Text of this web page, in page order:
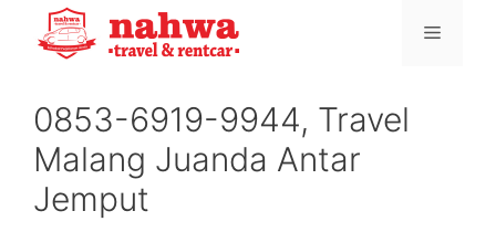
Menu
0853-6919-9944, Travel
Malang Juanda Antar
Jemput